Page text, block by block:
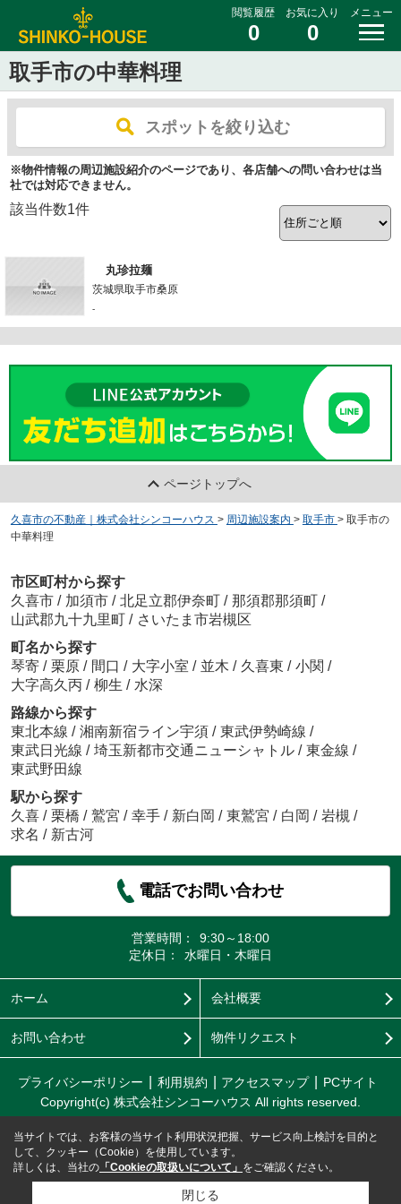
閲覧履歴
0
お気に入り
0
メニュー
取手市の中華料理
スポットを絞り込む
※物件情報の周辺施設紹介のページであり、各店舗への問い合わせは当
社では対応できません。
該当件数1件
丸珍拉麺
茨城県取手市桑原
-
ページトップへ
久喜市の不動産｜株式会社シンコーハウス > 周辺施設案内 > 取手市 > 取手市の
中華料理
市区町村から探す
久喜市 / 加須市 / 北足立郡伊奈町 / 那須郡那須町 /
山武郡九十九里町 / さいたま市岩槻区
町名から探す
琴寄 / 栗原 / 間口 / 大字小室 / 並木 / 久喜東 / 小関 /
大字高久丙 / 柳生 / 水深
路線から探す
東北本線 / 湘南新宿ライン宇須 / 東武伊勢崎線 /
東武日光線 / 埼玉新都市交通ニューシャトル / 東金線 /
東武野田線
駅から探す
久喜 / 栗橋 / 鷲宮 / 幸手 / 新白岡 / 東鷲宮 / 白岡 / 岩槻 /
求名 / 新古河
電話でお問い合わせ
営業時間：
9:30～18:00
定休日：
水曜日・木曜日
ホーム 会社概要
お問い合わせ 物件リクエスト
プライバシーポリシー 利用規約 アクセスマップ
PCサイト
Copyright(c) 株式会社シンコーハウス All rights reserved.
当サイトでは、お客様の当サイト利用状況把握、サービス向上検討を目的と
して、クッキー（Cookie）を使用しています。
詳しくは、当社の 「Cookieの取扱いについて」 をご確認ください。
閉じる